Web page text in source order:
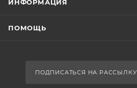
ИНФОРМАЦИЯ
ПОМОЩЬ
ПОДПИСАТЬСЯ НА РАССЫЛКУ